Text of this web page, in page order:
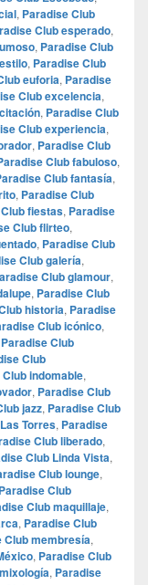
, Paradise Club
Club esperado,
, Paradise Club
, Paradise Club
euforia, Paradise
Club excelencia,
, Paradise Club
Club experiencia,
, Paradise Club
Club fabuloso,
Club fantasía,
, Paradise Club
fiestas, Paradise
Club flirteo,
, Paradise Club
Club galería,
Club glamour,
, Paradise Club
historia, Paradise
Club icónico,
Paradise Club
Club
indomable,
, Paradise Club
jazz, Paradise Club
Torres, Paradise
Club liberado,
Club Linda Vista,
Club lounge,
Paradise Club
Club maquillaje,
, Paradise Club
Club membresía,
, Paradise Club
, Paradise